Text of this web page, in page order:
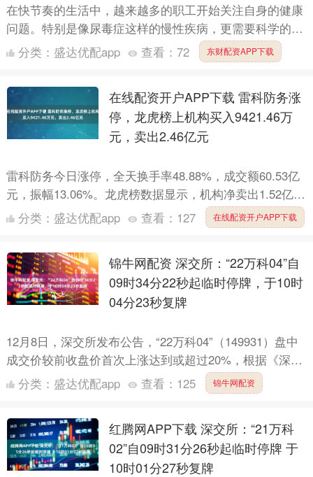
在快节奏的生活中，越来越多的职工开始关注自身的健康
问题。特别是像尿毒症这样的慢性疾病，更需要科学的管
理和营养支持。如何在家中进行有效的护理？如何通过合
分类： 盛达优配app 查看： 72 东财配资APP下载
在线配资开户APP下载 雷科防务涨
停，龙虎榜上机构买入9421.46万
元，卖出2.46亿元
雷科防务今日涨停，全天换手率48.88%，成交额60.53亿
元，振幅13.06%。龙虎榜数据显示，机构净卖出1.52亿
元，深股通净卖出4873.78万元，营业部....
分类： 盛达优配app 查看： 127 在线配资开户APP下载
锦牛网配资 深交所：“22万科04”自
09时34分22秒起临时停牌，于10时
04分23秒复牌
12月8日，深交所发布公告，“22万科04”（149931）盘中
成交价较前收盘价首次上涨达到或超过20%，根据《深圳
证券交易所债券交易规则》和《关于对债券匹配成....
分类： 盛达优配app 查看： 125 锦牛网配资
红腾网APP下载 深交所：“21万科
02”自09时31分26秒起临时停牌 于
10时01分27秒复牌